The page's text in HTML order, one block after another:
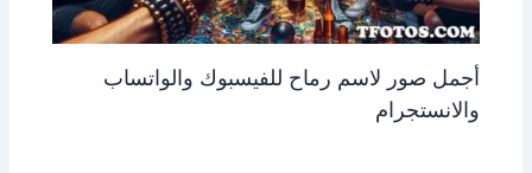
أجمل صور لاسم رماح للفيسبوك والواتساب
والانستجرام